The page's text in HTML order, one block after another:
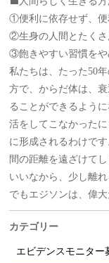
①便利に依存せず、便
②生身の人間とたくさ
③飽きやすい習慣をや
私たちは、たった50
方で、からだ体は、
ることができるよう
活をしてこなかった
に形成されるわけで
間の距離を遠ざけて
いいなから、少し離
でもエジソンは、偉
カテゴリー
エビデンスモニター